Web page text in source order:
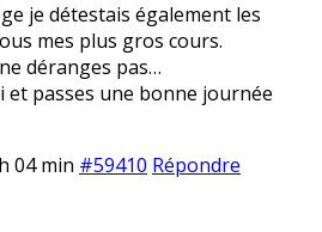
je détestais également les
mes plus gros cours.
déranges pas…
et passes une bonne journée
04 min #59410 Répondre